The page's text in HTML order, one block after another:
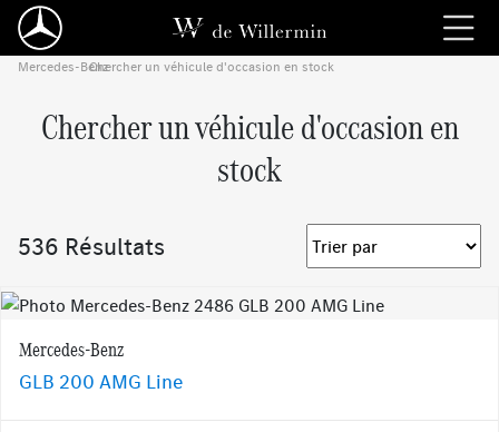
Mercedes-Benz
›
Chercher un véhicule d'occasion en stock
Chercher un véhicule d'occasion en
stock
536 Résultats
Mercedes-Benz
GLB 200 AMG Line